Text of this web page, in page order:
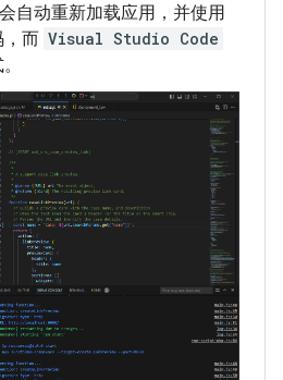
会自动重新加载应用，并使用
，而 Visual Studio Code